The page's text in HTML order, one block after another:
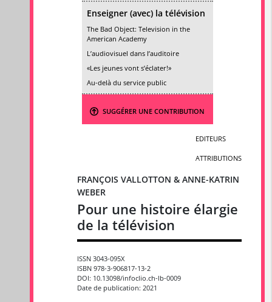
Enseigner (avec) la télévision
The Bad Object: Television in the
American Academy
L’audiovisuel dans l’auditoire
«Les jeunes vont s’éclater!»
Au-delà du service public
SUGGÉRER UNE CONTRIBUTION
EDITEURS
ATTRIBUTIONS
FRANÇOIS VALLOTTON & ANNE-KATRIN
WEBER
Pour une histoire élargie
de la télévision
ISSN 3043-095X
ISBN 978-3-906817-13-2
DOI: 10.13098/infoclio.ch-lb-0009
Date de publication: 2021